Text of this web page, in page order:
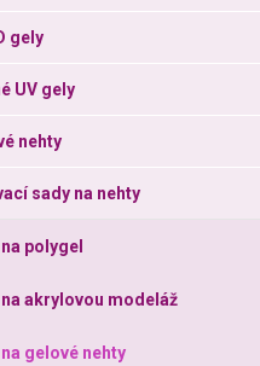
gely
UV gely
nehty
sady na nehty
polygel
akrylovou modeláž
gelové nehty